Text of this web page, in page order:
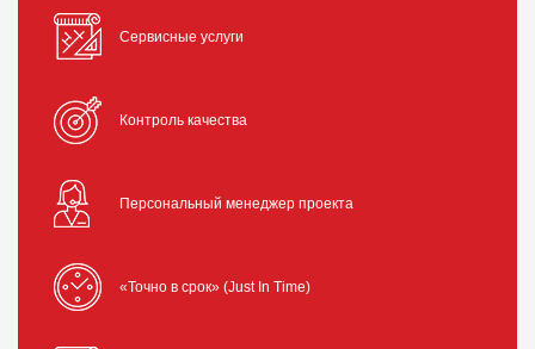
Сервисные услуги
Контроль качества
Персональный менеджер проекта
«Точно в срок» (Just In Time)